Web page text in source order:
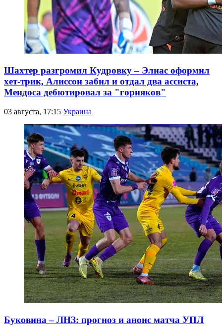
Шахтер разгромил Кудровку – Элиас оформил
хет-трик, Алиссон забил и отдал два ассиста,
Мендоса дебютировал за "горняков"
03 августа, 17:15 Украина
Буковина – ЛНЗ: прогноз и анонс матча УПЛ